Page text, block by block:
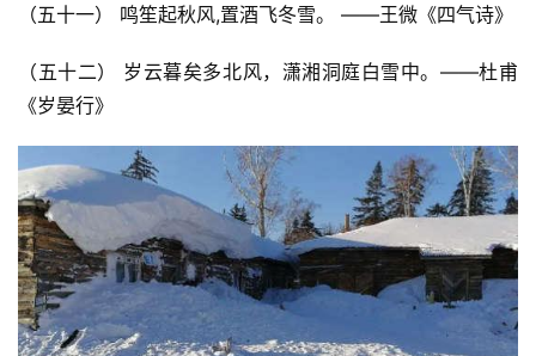
（五十一） 鸣笙起秋风,置酒飞冬雪。 ——王微《四气诗》
（五十二） 岁云暮矣多北风，潇湘洞庭白雪中。——杜甫
《岁晏行》